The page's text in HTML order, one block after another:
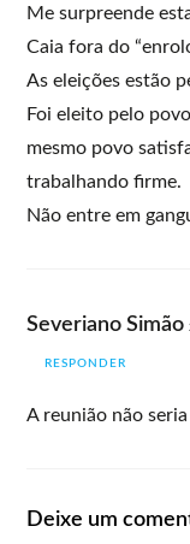
Me surpreende
Caia fora do
As eleições estão
Foi eleito pelo
mesmo povo
trabalhando firme.
Não entre em
Severiano Simão
RESPONDER
A reunião não
Deixe um